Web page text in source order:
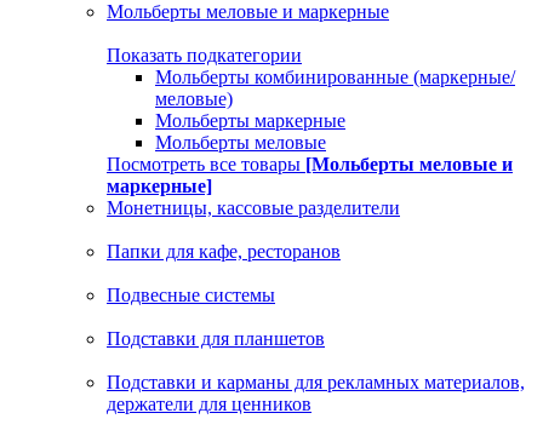
Мольберты меловые и маркерные
Показать подкатегории
Мольберты комбинированные (маркерные/
меловые)
Мольберты маркерные
Мольберты меловые
Посмотреть все товары [Мольберты меловые и
маркерные]
Монетницы, кассовые разделители
Папки для кафе, ресторанов
Подвесные системы
Подставки для планшетов
Подставки и карманы для рекламных материалов,
держатели для ценников